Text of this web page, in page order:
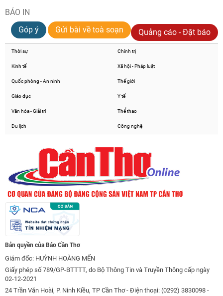
BÁO IN
Góp ý
Gửi bài về toà soạn Quảng cáo - Đặt báo
Thời sự Chính trị
Kinh tế Xã hội - Pháp luật
Quốc phòng - An ninh Thế giới
Giáo dục Y tế
Văn hóa - Giải trí Thể thao
Du lịch Công nghệ
Bản quyền của Báo Cần Thơ
Giám đốc: HUỲNH HOÀNG MẾN
Giấy phép số 789/GP-BTTTT, do Bộ Thông Tin và Truyền Thông cấp ngày
02-12-2021
24 Trần Văn Hoài, P. Ninh Kiều, TP Cần Thơ - Điện thoại: (0292) 3830098 -